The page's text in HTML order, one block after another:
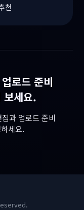
천
로드 준비
보세요.
과 업로드 준비
세요.